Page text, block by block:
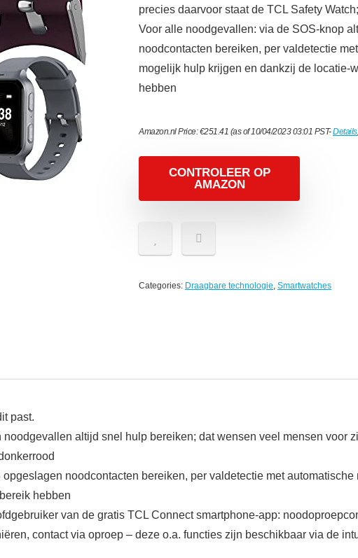
precies daarvoor staat de TCL Safety
Voor alle noodgevallen: via de SOS-knop
noodcontacten bereiken, per valdetectie
mogelijk hulp krijgen en dankzij de locatie-
hebben
Amazon.nl Price:€251.41 (as of 10/04/2023 03:01 PST-Details
CONTROLEER OP
AMAZON
Categories: Draagbare technologie, Smartwatches
past.
altijd snel hulp bereiken; dat wensen veel mensen voor
noodcontacten bereiken, per valdetectie met
hebben
van de gratis TCL Connect smartphone-app:
contact via oproep – deze o.a. functies zijn beschikbaar via de